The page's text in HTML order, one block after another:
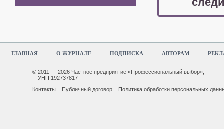
ГЛАВНАЯ О ЖУРНАЛЕ ПОДПИСКА АВТОРАМ
© 2011 — 2026 Частное предприятие «Профессиональный выбор»,
УНП 192737817
Контакты
Публичный договор Политика обработки персональных